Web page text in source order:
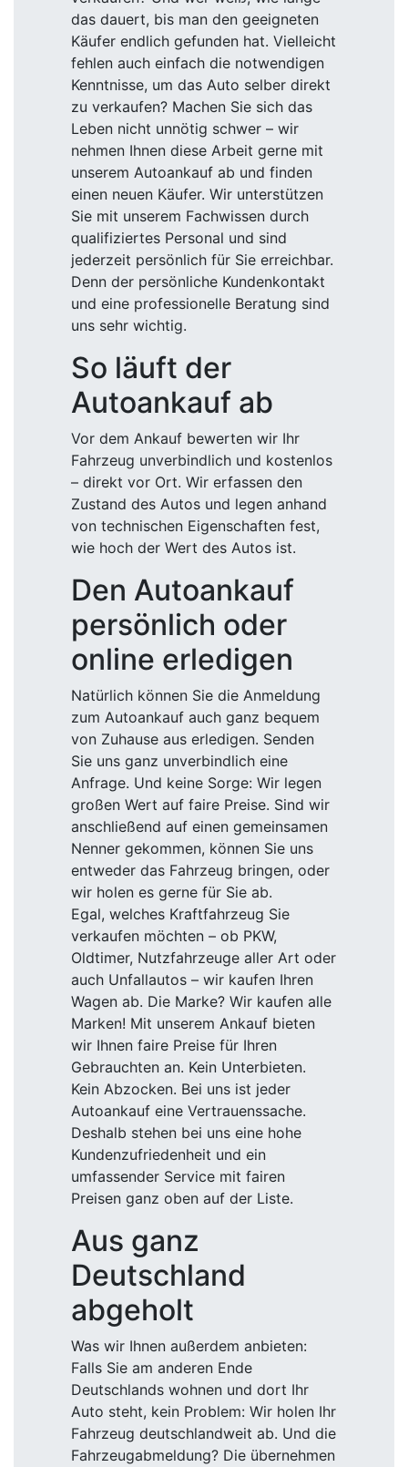
das dauert, bis man den geeigneten
Käufer endlich gefunden hat. Vielleicht
fehlen auch einfach die notwendigen
Kenntnisse, um das Auto selber direkt
zu verkaufen? Machen Sie sich das
Leben nicht unnötig schwer – wir
nehmen Ihnen diese Arbeit gerne mit
unserem Autoankauf ab und finden
einen neuen Käufer. Wir unterstützen
Sie mit unserem Fachwissen durch
qualifiziertes Personal und sind
jederzeit persönlich für Sie erreichbar.
Denn der persönliche Kundenkontakt
und eine professionelle Beratung sind
uns sehr wichtig.
So läuft der
Autoankauf ab
Vor dem Ankauf bewerten wir Ihr
Fahrzeug unverbindlich und kostenlos
– direkt vor Ort. Wir erfassen den
Zustand des Autos und legen anhand
von technischen Eigenschaften fest,
wie hoch der Wert des Autos ist.
Den Autoankauf
persönlich oder
online erledigen
Natürlich können Sie die Anmeldung
zum Autoankauf auch ganz bequem
von Zuhause aus erledigen. Senden
Sie uns ganz unverbindlich eine
Anfrage. Und keine Sorge: Wir legen
großen Wert auf faire Preise. Sind wir
anschließend auf einen gemeinsamen
Nenner gekommen, können Sie uns
entweder das Fahrzeug bringen, oder
wir holen es gerne für Sie ab.
Egal, welches Kraftfahrzeug Sie
verkaufen möchten – ob PKW,
Oldtimer, Nutzfahrzeuge aller Art oder
auch Unfallautos – wir kaufen Ihren
Wagen ab. Die Marke? Wir kaufen alle
Marken! Mit unserem Ankauf bieten
wir Ihnen faire Preise für Ihren
Gebrauchten an. Kein Unterbieten.
Kein Abzocken. Bei uns ist jeder
Autoankauf eine Vertrauenssache.
Deshalb stehen bei uns eine hohe
Kundenzufriedenheit und ein
umfassender Service mit fairen
Preisen ganz oben auf der Liste.
Aus ganz
Deutschland
abgeholt
Was wir Ihnen außerdem anbieten:
Falls Sie am anderen Ende
Deutschlands wohnen und dort Ihr
Auto steht, kein Problem: Wir holen Ihr
Fahrzeug deutschlandweit ab. Und die
Fahrzeugabmeldung? Die übernehmen